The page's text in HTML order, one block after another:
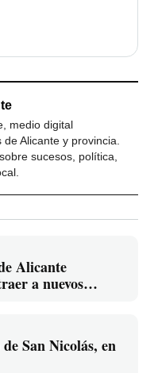
medio digital
Alicante y provincia.
sucesos, política,
Alicante
a nuevos
San Nicolás, en